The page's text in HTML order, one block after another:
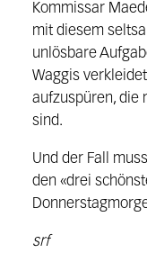
Kommissar
mit diesem
unlösbare
Waggis
aufzuspüren, die
sind.
Und der Fall
den «drei
srf